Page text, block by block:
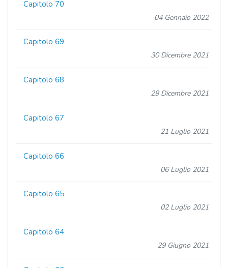
Capitolo 70
04 Gennaio 2022
Capitolo 69
30 Dicembre 2021
Capitolo 68
29 Dicembre 2021
Capitolo 67
21 Luglio 2021
Capitolo 66
06 Luglio 2021
Capitolo 65
02 Luglio 2021
Capitolo 64
29 Giugno 2021